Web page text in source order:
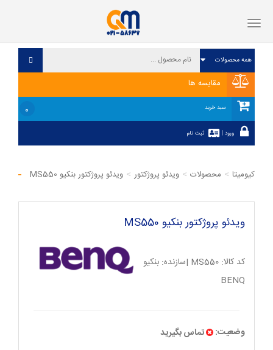
مقایسه ها
سبد خرید ۰
ورود | ثبت نام
فهرست
کیومیتا محصولات ویدئو پروژکتور ویدئو پروژکتور بنکیو MS550
ویدئو پروژکتور بنکیو MS550
کد کالا: MS550 |سازنده: بنکیو
BENQ
وضعیت: تماس بگیرید